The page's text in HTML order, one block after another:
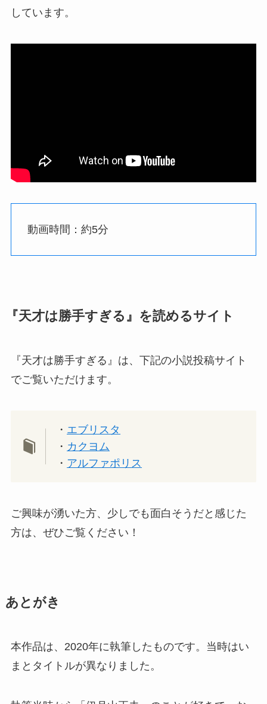
しています。
動画時間：約5分
『天才は勝手すぎる』を読めるサイト
『天才は勝手すぎる』は、下記の小説投稿サイト
でご覧いただけます。
・ エブリスタ
・ カクヨム
・ アルファポリス
ご興味が湧いた方、少しでも面白そうだと感じた
方は、ぜひご覧ください！
あとがき
本作品は、2020年に執筆したものです。当時はい
まとタイトルが異なりました。